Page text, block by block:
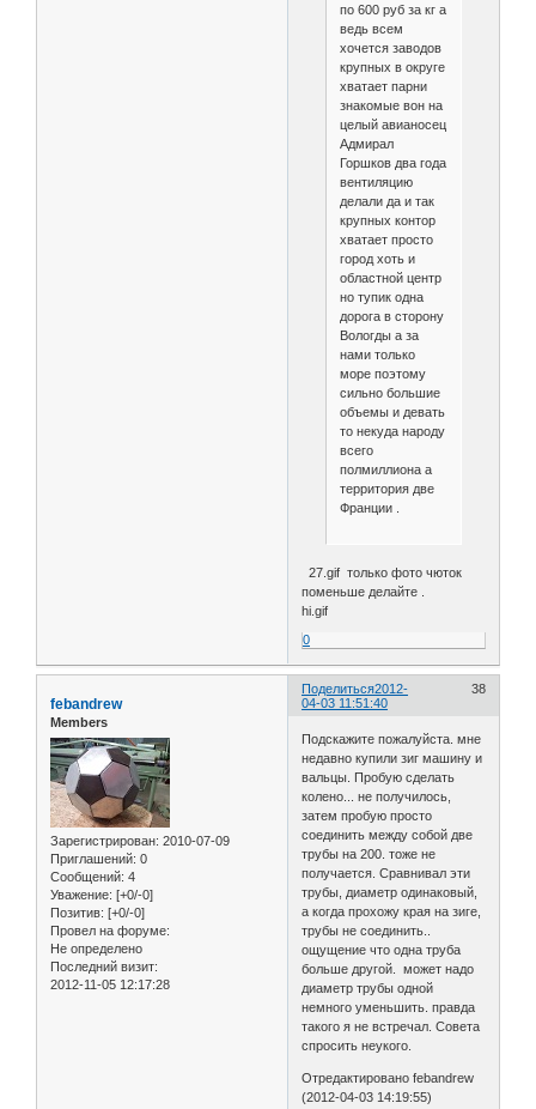
по 600 руб за кг а
ведь всем
хочется заводов
крупных в округе
хватает парни
знакомые вон на
целый авианосец
Адмирал
Горшков два года
вентиляцию
делали да и так
крупных контор
хватает просто
город хоть и
областной центр
но тупик одна
дорога в сторону
Вологды а за
нами только
море поэтому
сильно большие
объемы и девать
то некуда народу
всего
полмиллиона а
территория две
Франции .
27.gif только фото чюток
поменьше делайте .
hi.gif
0
Поделиться 38
2012-
04-03 11:51:40
febandrew
Members
Зарегистрирован: 2010-07-09
Приглашений: 0
Сообщений: 4
Уважение: [+0/-0]
Позитив: [+0/-0]
Провел на форуме:
Не определено
Последний визит:
2012-11-05 12:17:28
Подскажите пожалуйста. мне
недавно купили зиг машину и
вальцы. Пробую сделать
колено... не получилось,
затем пробую просто
соединить между собой две
трубы на 200. тоже не
получается. Сравнивал эти
трубы, диаметр одинаковый,
а когда прохожу края на зиге,
трубы не соединить..
ощущение что одна труба
больше другой. может надо
диаметр трубы одной
немного уменьшить. правда
такого я не встречал. Совета
спросить неукого.
Отредактировано febandrew
(2012-04-03 14:19:55)